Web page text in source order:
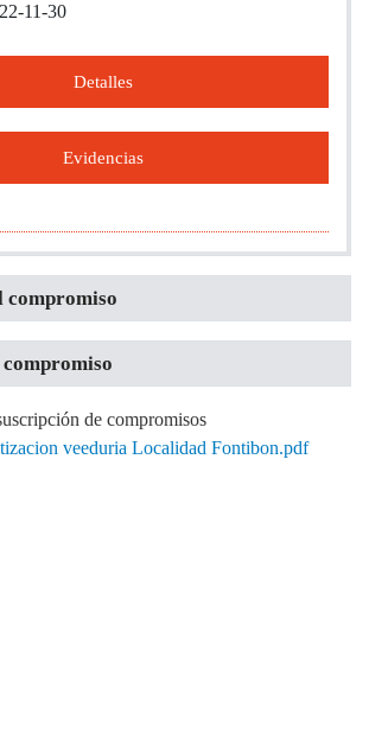
11-30
Detalles
Evidencias
compromiso
de compromisos
veeduria Localidad Fontibon.pdf